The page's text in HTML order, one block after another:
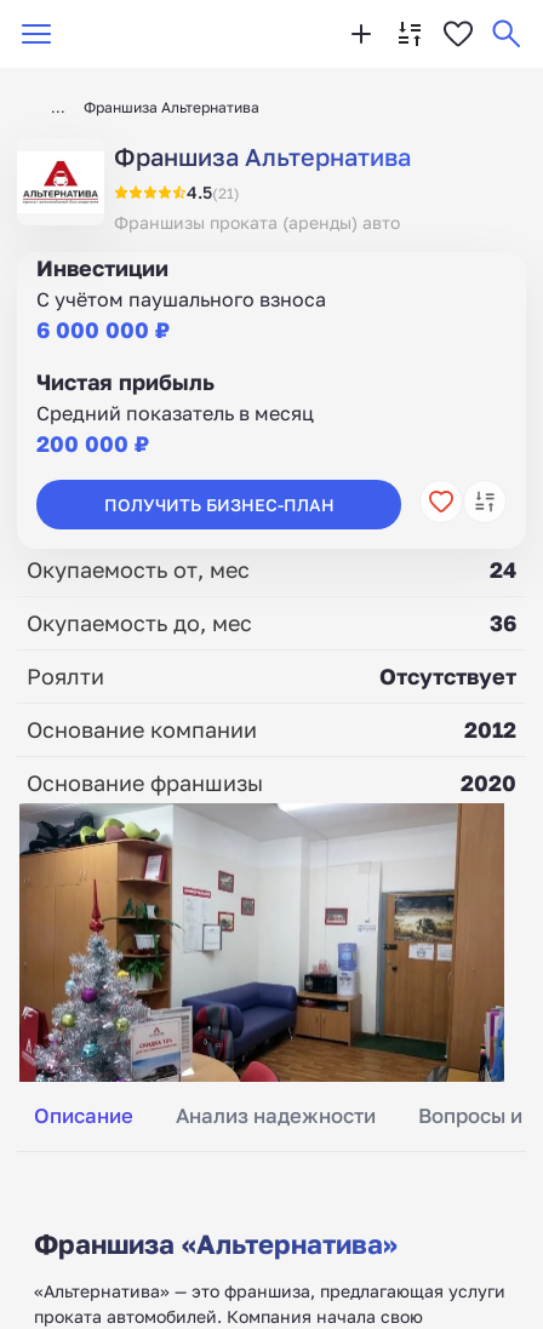
Франшиза Альтернатива
Франшиза Альтернатива
4.5(21)
Франшизы проката (аренды) авто
Описание Анализ надежности Вопросы и
Франшиза «Альтернатива»
«Альтернатива» — это франшиза, предлагающая услуги
проката автомобилей. Компания начала свою
Инвестиции
С учётом паушального взноса
6 000 000 ₽
Чистая прибыль
Средний показатель в месяц
200 000 ₽
ПОЛУЧИТЬ БИЗНЕС-ПЛАН
Окупаемость от, мес
24
Окупаемость до, мес
36
Роялти
Отсутствует
Основание компании
2012
Основание франшизы
2020